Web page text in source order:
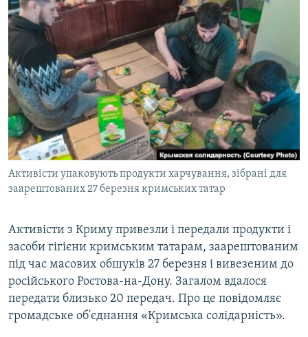
ВСЕ ЗА ДЕНЬ
СПЕЦПРОЕКТИ
ДЕПОРТАЦІЯ
ВІДЕОУРОКИ «ELIFBE»
СВІДЧЕННЯ ОКУПАЦІЇ
УКРАЇНСЬКА ПРОБЛЕМА КРИМУ
ІНФОГРАФІКА
ЯК ОБІЙТИ БЛОКУВАННЯ
Русский
Qırımtatar
ДОЛУЧАЙСЯ!
Активісти упаковують продукти харчування, зібрані для
заарештованих 27 березня кримських татар
Активісти з Криму привезли і передали продукти і
засоби гігієни кримським татарам, заарештованим
під час масових обшуків 27 березня і вивезеним до
російського Ростова-на-Дону. Загалом вдалося
передати близько 20 передач. Про це повідомляє
громадське об'єднання «Кримська солідарність».